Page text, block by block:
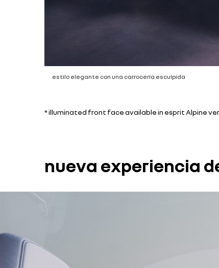
estilo elegante con una carrocería esculpida
* illuminated front face available in esprit Alpine
nueva experiencia